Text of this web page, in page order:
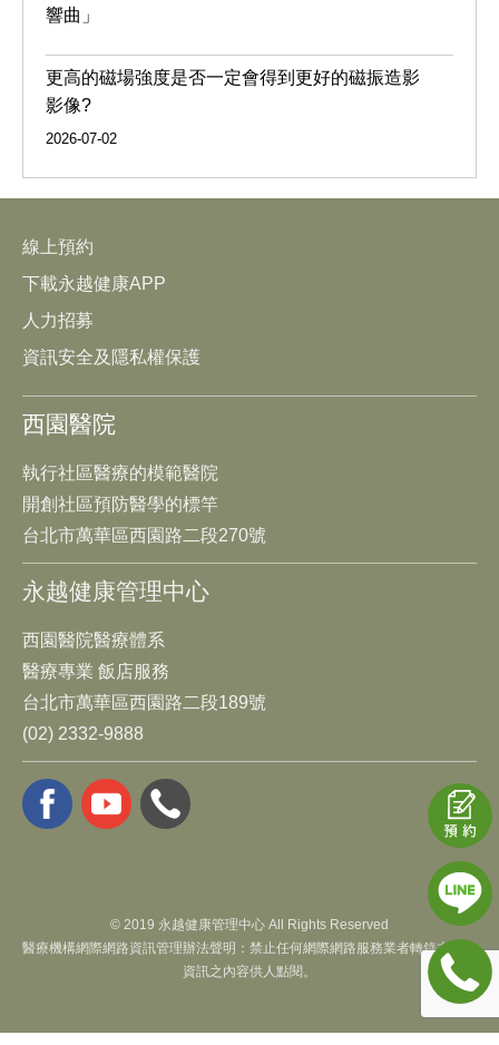
響曲」
更高的磁場強度是否一定會得到更好的磁振造影
影像?
2026-07-02
線上預約
下載永越健康APP
人力招募
資訊安全及隱私權保護
西園醫院
執行社區醫療的模範醫院
開創社區預防醫學的標竿
台北市萬華區西園路二段270號
永越健康管理中心
西園醫院醫療體系
醫療專業 飯店服務
台北市萬華區西園路二段189號
(02) 2332-9888
© 2019 永越健康管理中心 All Rights Reserved
醫療機構網際網路資訊管理辦法聲明：禁止任何網際網路服務業者轉錄本網路
資訊之內容供人點閱。